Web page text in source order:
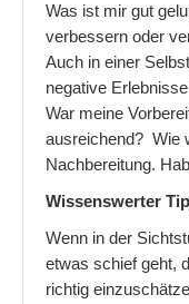
Kommunikation
Was ist mir gut
verbessern oder
Auch in einer
negative
War meine
ausreichend? Wie
Nachbereitung.
Wissenswerter
Wenn in der
etwas schief geht,
richtig